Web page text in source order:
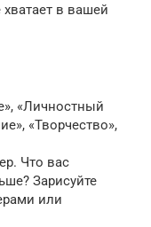
в вашей
«Личностный
«Творчество»,
Что вас
Зарисуйте
или